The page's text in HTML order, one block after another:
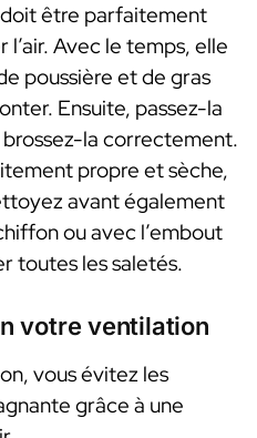
être parfaitement
l’air. Avec le temps, elle
poussière et de gras
Ensuite, passez-la
brossez-la correctement.
propre et sèche,
avant également
ou avec l’embout
toutes les saletés.
votre ventilation
vous évitez les
grâce à une